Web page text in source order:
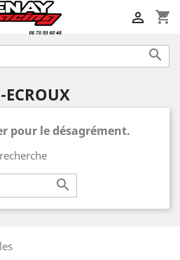
shopping_cart


ECROUX
pour le désagrément.
